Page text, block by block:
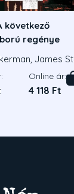
következő
regénye
James
Online ár:
4 118 Ft